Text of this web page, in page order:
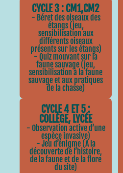
CYCLE 3 : CM1,CM2
- Béret des oiseaux des
étangs (jeu,
sensibilisation aux
différents oiseaux
présents sur les étangs)
- Quiz mouvant sur la
faune sauvage (jeu,
sensibilisation à la faune
sauvage et aux pratiques
de la chasse)
CYCLE 4 ET 5 :
COLLÈGE, LYCÉE
- Observation active d’une
espèce invasive)
- Jeu d’énigme (A la
découverte de l’histoire,
de la faune et de la flore
du site)